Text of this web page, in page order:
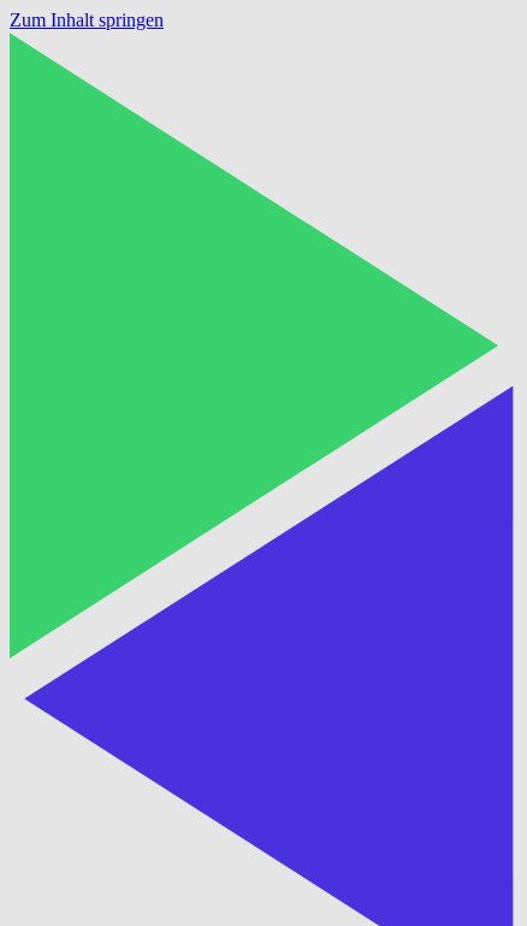
Zum Inhalt springen